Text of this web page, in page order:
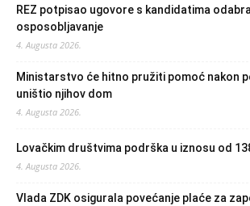
REZ potpisao ugovore s kandidatima
osposobljavanje
4. Augusta 2026.
Ministarstvo će hitno pružiti pomoć nakon
uništio njihov dom
4. Augusta 2026.
Lovačkim društvima podrška u iznosu od
4. Augusta 2026.
Vlada ZDK osigurala povećanje plaće za